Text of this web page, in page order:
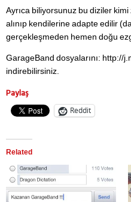
Ayrıca biliyorsunuz bu diziler
alınıp kendilerine adapte edilir
gerçekleşmeden hemen doğu
GarageBand dosyalarını: http://
indirebilirsiniz.
Paylaş
Reddit
Related